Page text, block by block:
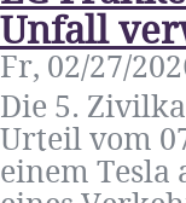
Unfall
Fr, 02/27/
Die 5.
Urteil vom
einem